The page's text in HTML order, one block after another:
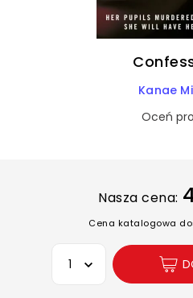
Kanae
Oceń
Nasza cena:
Cena katalogowa
Wybierz opcję